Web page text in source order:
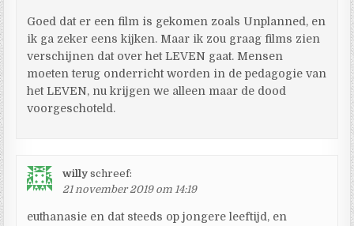
Goed dat er een film is gekomen zoals Unplanned, en
ik ga zeker eens kijken. Maar ik zou graag films zien
verschijnen dat over het LEVEN gaat. Mensen
moeten terug onderricht worden in de pedagogie van
het LEVEN, nu krijgen we alleen maar de dood
voorgeschoteld.
willy schreef:
21 november 2019 om 14:19
euthanasie en dat steeds op jongere leeftijd, en